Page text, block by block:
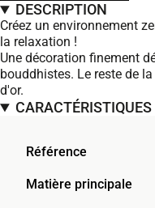
DESCRIPTION
Créez un environnement
la relaxation !
Une décoration finement
bouddhistes. Le reste de
d'or.
CARACTÉRISTIQUES
Référence
Matière principale